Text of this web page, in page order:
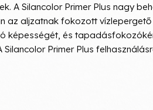
A Silancolor Primer Plus nagy
aljzatnak fokozott
és
Primer Plus